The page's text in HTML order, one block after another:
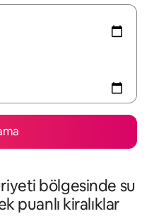
bölgesinde su
puanlı kiralıklar